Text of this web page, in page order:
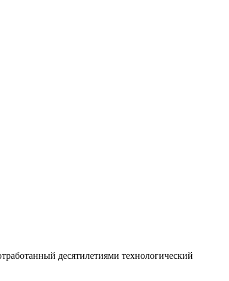
десятилетиями технологический